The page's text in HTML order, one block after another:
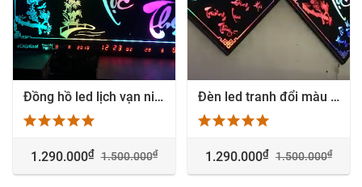
Đồng hồ led lịch vạn niên tranh đổi màu - App mobile
1.290.000₫ 1.500.000₫
Đèn led tranh đổi màu trang trí Phúc Lộc Thọ - 3 Tấm
1.290.000₫ 1.500.000₫